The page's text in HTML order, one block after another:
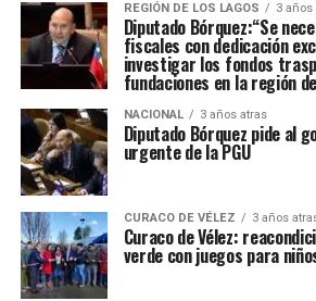
REGIÓN DE LOS LAGOS 3 años
Diputado Bórquez:“Se
fiscales con dedicación
investigar los fondos
fundaciones en la región
NACIONAL 3 años atras
Diputado Bórquez pide al
urgente de la PGU
CURACO DE VÉLEZ 3 años
Curaco de Vélez:
verde con juegos para